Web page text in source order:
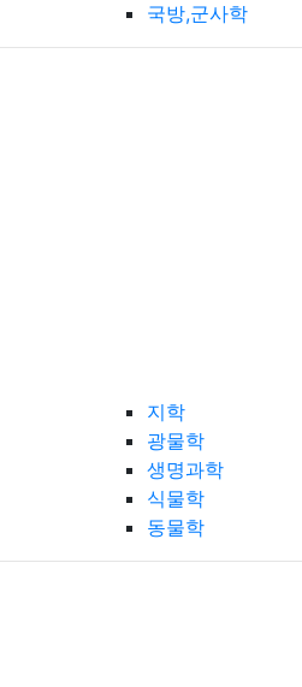
국방,군사학
지학
광물학
생명과학
식물학
동물학